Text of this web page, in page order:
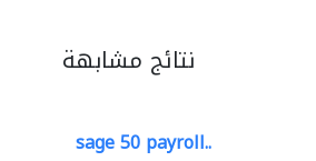
نتائج مشابهة
sage 50 payroll..